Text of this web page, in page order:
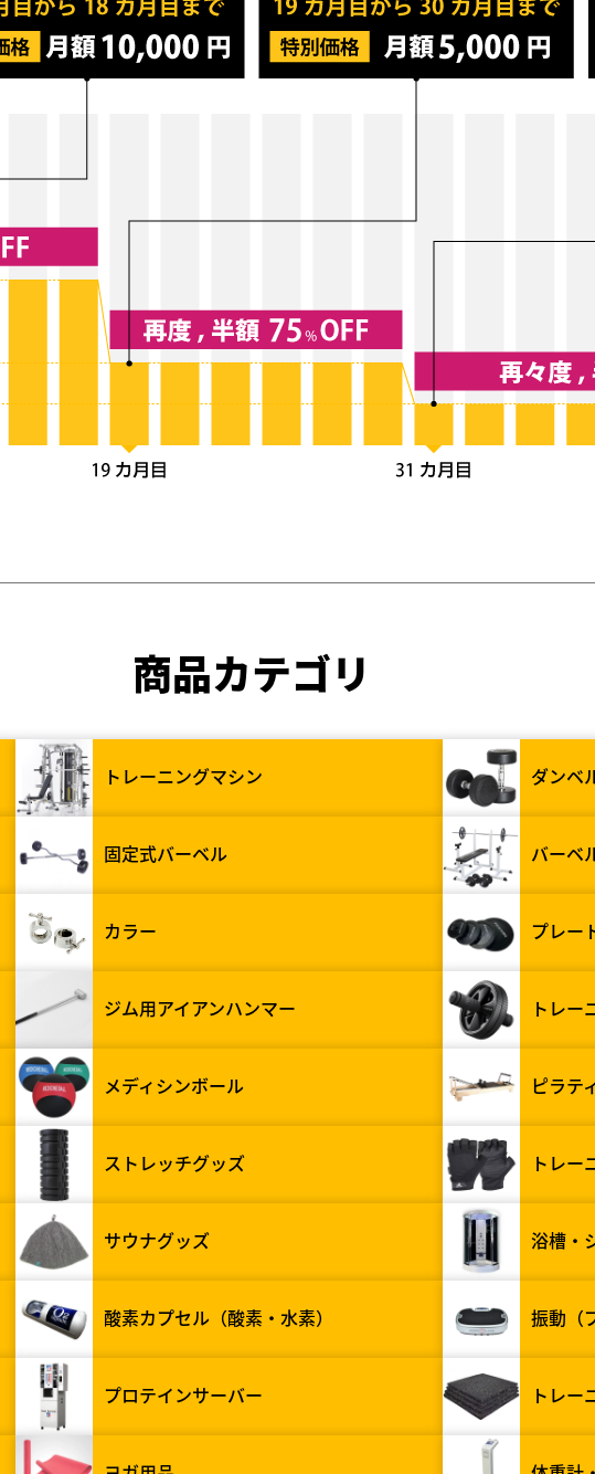
商品カテゴリ
トレーニングマシン ダンベ
固定式バーベル バーベ
カラー プレー
ジム用アイアンハンマー トレー
メディシンボール ピラテ
ストレッチグッズ トレー
サウナグッズ 浴槽・
酸素カプセル（酸素・水素） 振動（
プロテインサーバー トレー